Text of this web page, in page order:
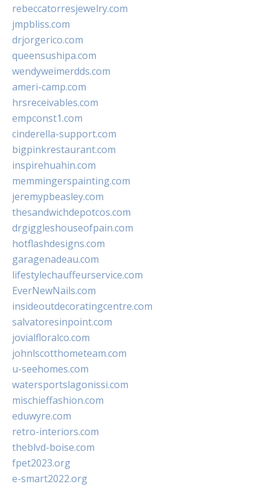
rebeccatorresjewelry.com
jmpbliss.com
drjorgerico.com
queensushipa.com
wendyweimerdds.com
ameri-camp.com
hrsreceivables.com
empconst1.com
cinderella-support.com
bigpinkrestaurant.com
inspirehuahin.com
memmingerspainting.com
jeremypbeasley.com
thesandwichdepotcos.com
drgiggleshouseofpain.com
hotflashdesigns.com
garagenadeau.com
lifestylechauffeurservice.com
EverNewNails.com
insideoutdecoratingcentre.com
salvatoresinpoint.com
jovialfloralco.com
johnlscotthometeam.com
u-seehomes.com
watersportslagonissi.com
mischieffashion.com
eduwyre.com
retro-interiors.com
theblvd-boise.com
fpet2023.org
e-smart2022.org